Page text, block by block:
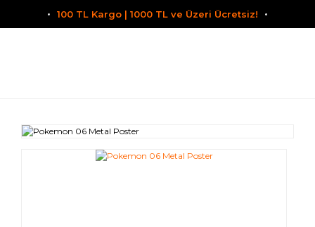
100 TL Kargo | 1000 TL ve Üzeri Ücretsiz!